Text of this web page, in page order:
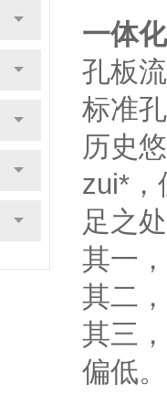
一体
孔板
标准
历史
zui*，
足之
其一
其二
其三
偏低。